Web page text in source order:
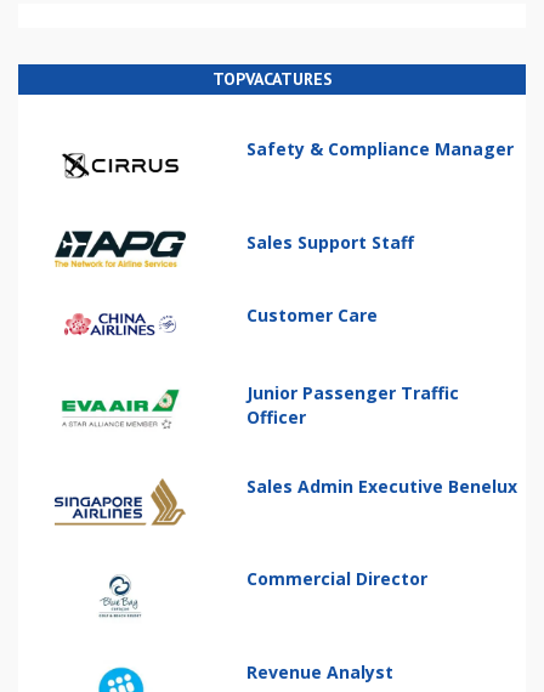
TOPVACATURES
Safety & Compliance Manager
Sales Support Staff
Customer Care
Junior Passenger Traffic
Officer
Sales Admin Executive Benelux
Commercial Director
Revenue Analyst